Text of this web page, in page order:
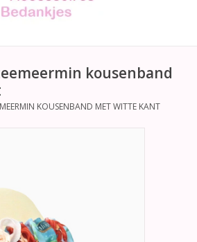
kousenband
KOUSENBAND MET WITTE KANT